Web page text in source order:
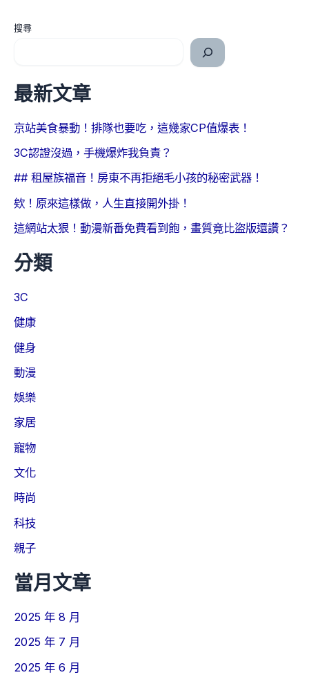
搜尋
最新文章
京站美食暴動！排隊也要吃，這幾家CP值爆表！
3C認證沒過，手機爆炸我負責？
## 租屋族福音！房東不再拒絕毛小孩的秘密武器！
欸！原來這樣做，人生直接開外掛！
這網站太狠！動漫新番免費看到飽，畫質竟比盜版還讚？
分類
3C
健康
健身
動漫
娛樂
家居
寵物
文化
時尚
科技
親子
當月文章
2025 年 8 月
2025 年 7 月
2025 年 6 月